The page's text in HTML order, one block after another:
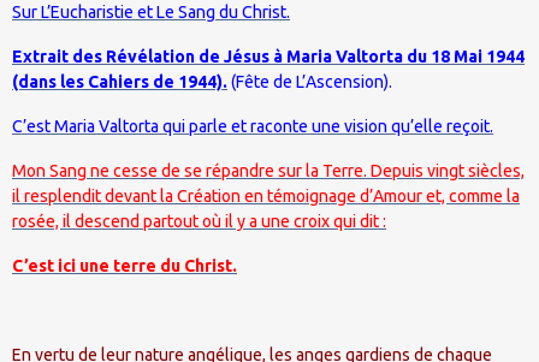
Sur L’Eucharistie et Le Sang du Christ.
Extrait des Révélation de Jésus à Maria Valtorta du 18 Mai 1944
(dans les Cahiers de 1944). (Fête de L’Ascension).
C’est Maria Valtorta qui parle et raconte une vision qu’elle reçoit.
Mon Sang ne cesse de se répandre sur la Terre. Depuis vingt siècles,
il resplendit devant la Création en témoignage d’Amour et, comme la
rosée, il descend partout où il y a une croix qui dit :
C’est ici une terre du Christ.
En vertu de leur nature angélique, les anges gardiens de chaque